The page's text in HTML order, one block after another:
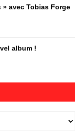
» avec Tobias Forge
album !